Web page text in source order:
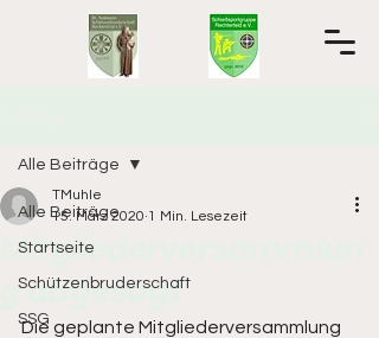
Alle Beiträge
Startseite
Schützenbruderschaft
SSG
Alle Beiträge
Mitgliederversammlun
g abgesagt
TMuhle
15. März 2020 1 Min. Lesezeit
Die geplante Mitgliederversammlung